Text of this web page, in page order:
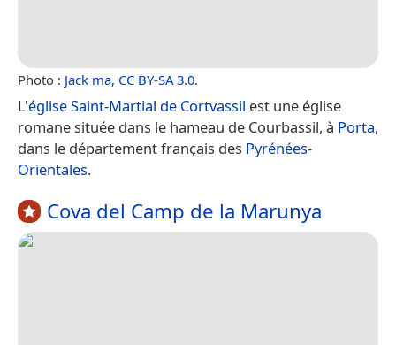
Photo : Jack ma, CC BY-SA 3.0.
L'église Saint-Martial de Cortvassil est une église
romane située dans le hameau de Courbassil, à Porta,
dans le département français des Pyrénées-
Orientales.
Cova del Camp de la Marunya